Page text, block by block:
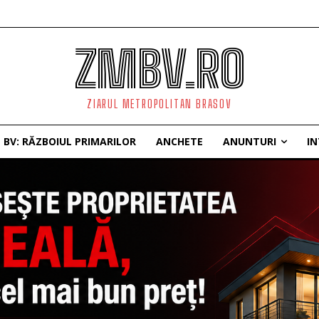
ZMBV.RO
ZIARUL METROPOLITAN BRASOV
BV: RĂZBOIUL PRIMARILOR ANCHETE ANUNTURI